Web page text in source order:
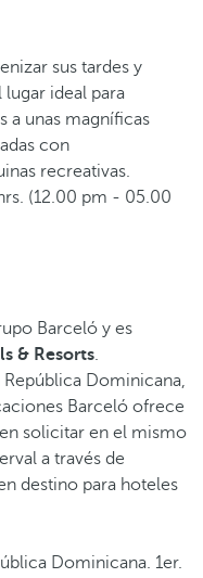
sus tardes y
ideal para
a unas magníficas
con
recreativas.
(12.00 pm - 05.00
Barceló y es
& Resorts.
Dominicana,
Barceló ofrece
solicitar en el mismo
a través de
destino para hoteles
Dominicana. 1er.